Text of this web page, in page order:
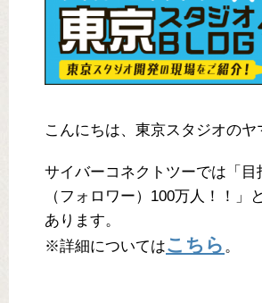
こんにちは、東京スタジオのヤ
サイバーコネクトツーでは「目
（フォロワー）100万人！！」
あります。
※詳細についてはこちら 。